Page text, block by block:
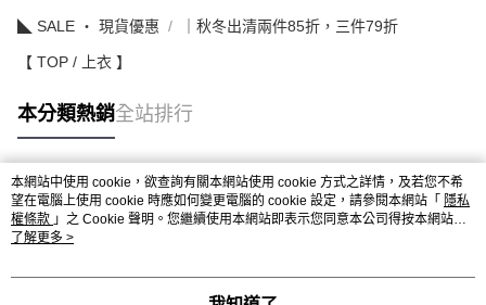
◣ SALE ‧ 現貨優惠 ｜秋冬出清兩件85折，三件79折
【 TOP / 上衣 】
本分類熱銷全站排行
熱門標籤
本網站中使用 cookie，欲查詢有關本網站使用 cookie 方式之詳情，及若您不希
望在電腦上使用 cookie 時應如何變更電腦的 cookie 設定，請參閱本網站「 隱私
權條款 」之 Cookie 聲明。您繼續使用本網站即表示您同意本公司得按本網站使
用條款之 Cookie 聲明使用 cookie。
了解更多 >